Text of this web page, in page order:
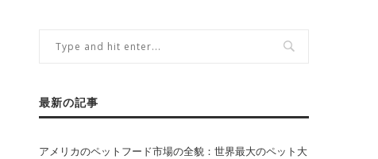
最新の記事
アメリカのペットフード市場の全貌：世界最大のペット大